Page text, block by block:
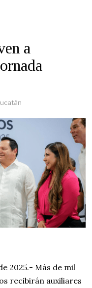
a
2025.- Más de mil
recibirán auxiliares